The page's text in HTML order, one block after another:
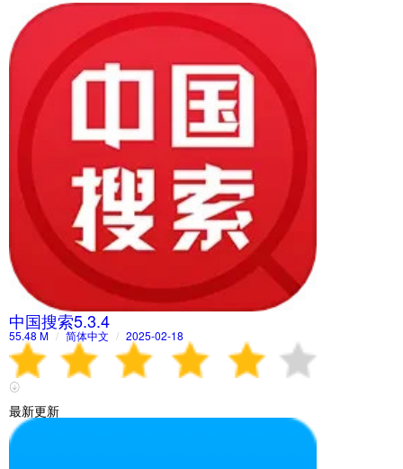
中国搜索5.3.4
55.48 M / 简体中文 / 2025-02-18
最新更新